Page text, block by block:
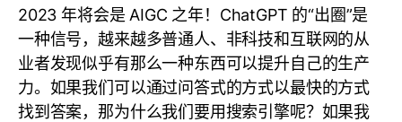
2023 年将会是 AIGC 之年！ChatGPT 的“出圈”是
一种信号，越来越多普通人、非科技和互联网的从
业者发现似乎有那么一种东西可以提升自己的生产
力。如果我们可以通过问答式的方式以最快的方式
找到答案，那为什么我们要用搜索引擎呢？如果我